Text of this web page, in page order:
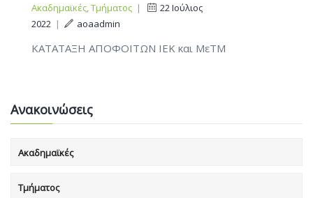
Ακαδημαϊκές,Τμήματος |
22 Ιούλιος
2022 | aoaadmin
ΚΑΤΑΤΑΞΗ ΑΠΟΦΟΙΤΩΝ ΙΕΚ και ΜεΤΜ
Ανακοινώσεις
Ακαδημαϊκές
Τμήματος